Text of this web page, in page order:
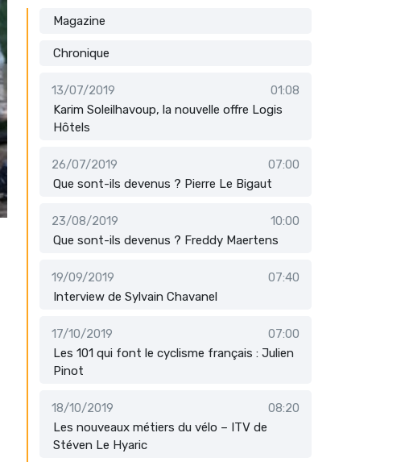
Magazine
Chronique
13/07/2019
01:08
Karim Soleilhavoup, la nouvelle offre Logis
Hôtels
26/07/2019
07:00
Que sont-ils devenus ? Pierre Le Bigaut
23/08/2019
10:00
Que sont-ils devenus ? Freddy Maertens
19/09/2019
07:40
Interview de Sylvain Chavanel
17/10/2019
07:00
Les 101 qui font le cyclisme français : Julien
Pinot
18/10/2019
08:20
Les nouveaux métiers du vélo – ITV de
Stéven Le Hyaric